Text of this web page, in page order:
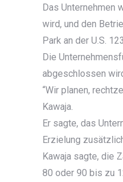
Das Unternehmen
wird, und den
Park an der U.S.
Die
abgeschlossen
“Wir planen,
Kawaja.
Er sagte, das
Erzielung
Kawaja sagte, die
80 oder 90 bis zu